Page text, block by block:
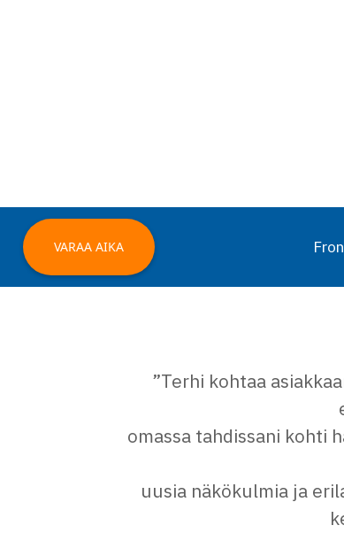
VARAA AIKA
”Terhi kohtaa
omassa tahdissani kohti
uusia näkökulmia ja